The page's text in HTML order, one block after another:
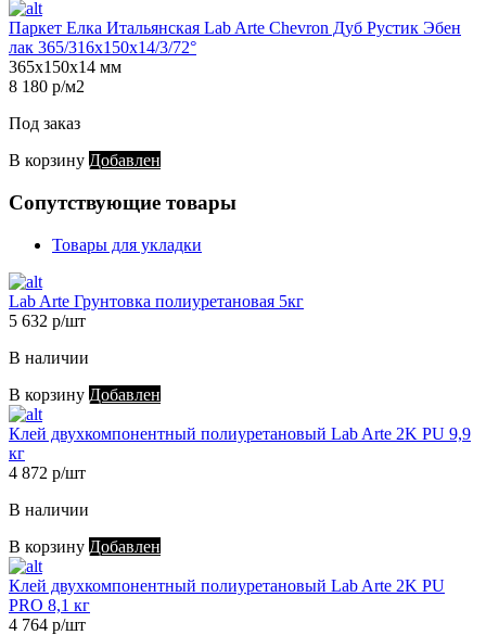
Паркет Елка Итальянская Lab Arte Chevron Дуб Рустик Эбен
лак 365/316х150х14/3/72°
365х150х14 мм
8 180 р/м2
Под заказ
В корзину Добавлен
Сопутствующие товары
Товары для укладки
Lab Arte Грунтовка полиуретановая 5кг
5 632 р/шт
В наличии
В корзину Добавлен
Клей двухкомпонентный полиуретановый Lab Arte 2K PU 9,9
кг
4 872 р/шт
В наличии
В корзину Добавлен
Клей двухкомпонентный полиуретановый Lab Arte 2K PU
PRO 8,1 кг
4 764 р/шт